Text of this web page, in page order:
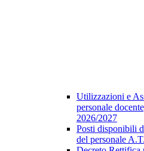
Utilizzazioni e
personale
2026/2027
Posti disponibili
del personale